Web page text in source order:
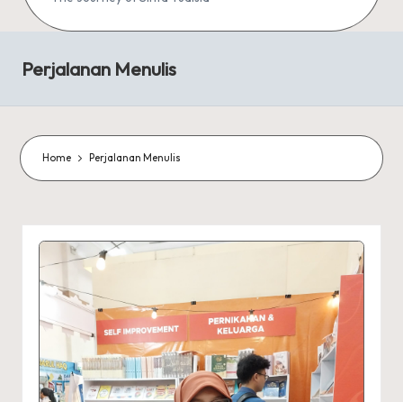
Perjalanan Menulis
Home Perjalanan Menulis